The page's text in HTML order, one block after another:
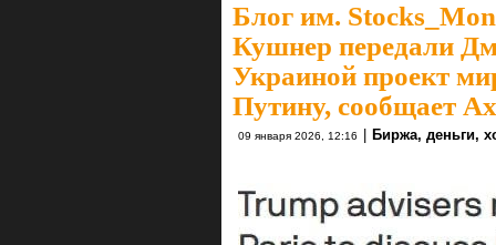
Блог им.
Кушнер передали
Украиной проект
Путину, сообщает
09 января 2026, 12:16 Биржа, деньги,